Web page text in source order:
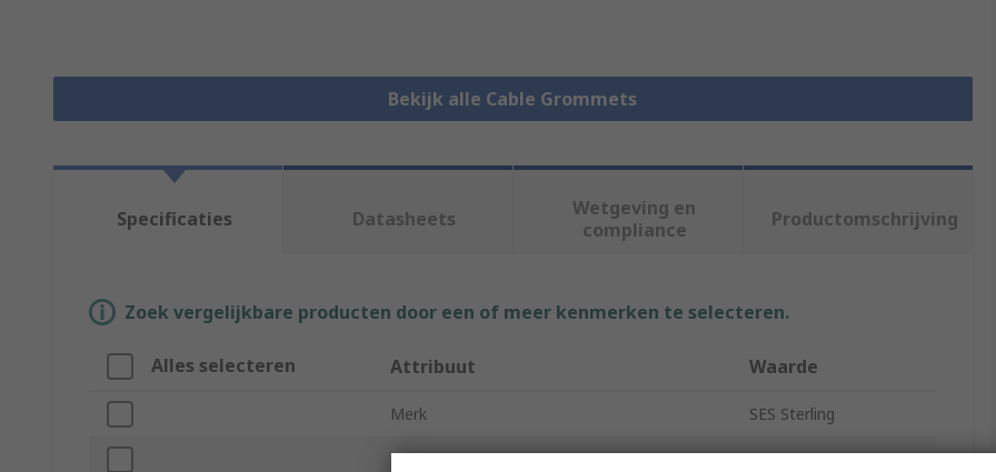
Bekijk alle Cable Grommets
Specificaties Datasheets
Wetgeving en
compliance
Productomschrijving
Zoek vergelijkbare producten door een of meer kenmerken te selecteren.
Alles selecteren Attribuut Waarde
Merk SES Sterling
Product Type Cable Grommet